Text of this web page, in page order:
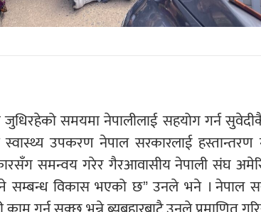
जुधिरहेको समयमा नेपालीलाई सहयोग गर्न
उपकरण नेपाल सरकारलाई हस्तान्तरण
समन्वय गरेर गैरआवासीय नेपाली संघ
सम्बन्ध विकास भएको छ” उनले भने । नेपाल